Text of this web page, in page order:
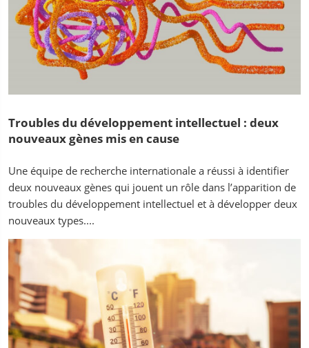
Troubles du développement intellectuel : deux
nouveaux gènes mis en cause
Une équipe de recherche internationale a réussi à identifier
deux nouveaux gènes qui jouent un rôle dans l’apparition de
troubles du développement intellectuel et à développer deux
nouveaux types....